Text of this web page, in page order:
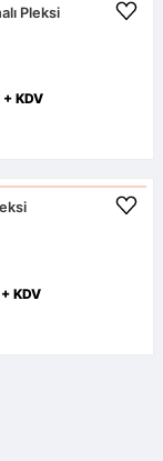
Pleksi
KDV
KDV